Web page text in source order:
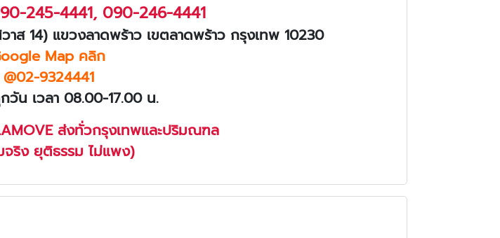
245-4441, 090-246-4441
14) แขวงลาดพร้าว เขตลาดพร้าว กรุงเทพ 10230
Map คลิก
@02-9324441
กวัน เวลา 08.00-17.00 น.
ส่งทั่วกรุงเทพและปริมณฑล
จริง ยุติธรรม ไม่แพง)